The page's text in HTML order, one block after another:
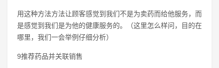
用这种方法方法让顾客感觉到我们不是为卖药而给他服务，而
是感觉到我们是为他的健康服务的。（这里怎么样问，目的在
哪里，我们一会举例仔细分析）
9推荐药品并关联销售